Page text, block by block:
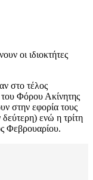
οι ιδιοκτήτες
στο τέλος
του Φόρου Ακίνητης
στην εφορία τους
ενώ η τρίτη
Φεβρουαρίου.